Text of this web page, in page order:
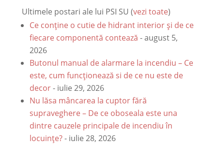
Ultimele postari ale lui PSI SU (vezi toate)
Ce conține o cutie de hidrant interior și de ce
fiecare componentă contează - august 5,
2026
Butonul manual de alarmare la incendiu – Ce
este, cum funcționează si de ce nu este de
decor- iulie 29, 2026
Nu lăsa mâncarea la cuptor fără
supraveghere – De ce oboseala este una
dintre cauzele principale de incendiu în
locuințe?- iulie 28, 2026